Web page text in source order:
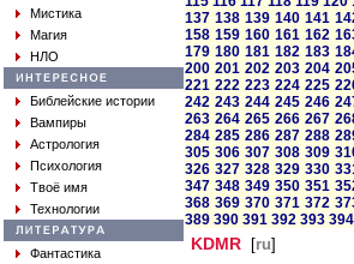
Мистика
Магия
НЛО
Библейские истории
Вампиры
Астрология
Психология
Твоё имя
Технологии
Фантастика
137 138 139 140 141
158 159 160 161 162
179 180 181 182 183
200 201 202 203 204
221 222 223 224 225
242 243 244 245 246
263 264 265 266 267
284 285 286 287 288
305 306 307 308 309
326 327 328 329 330
347 348 349 350 351
368 369 370 371 372
389 390 391 392 393 394
KDMR [ru]